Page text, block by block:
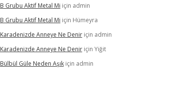
B Grubu Aktif Metal Mi için admin
B Grubu Aktif Metal Mi için Hümeyra
Karadenizde Anneye Ne Deniriçin admin
Karadenizde Anneye Ne Deniriçin Yiğit
Bülbül Güle Neden Aşıkiçin admin